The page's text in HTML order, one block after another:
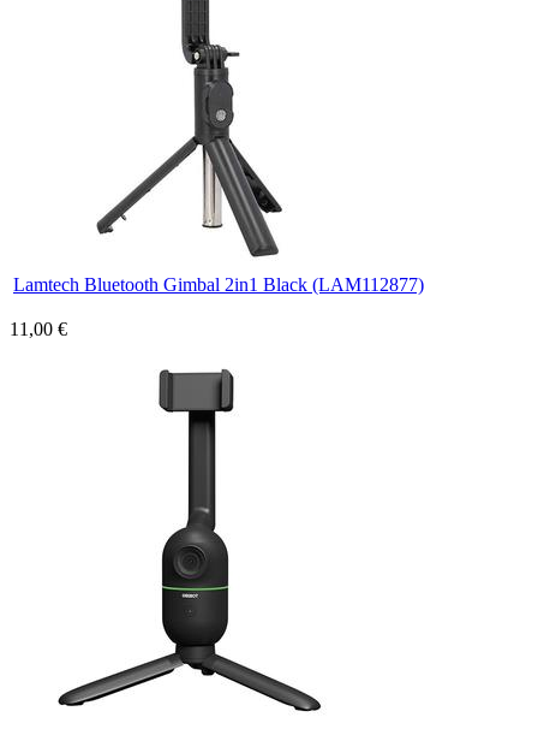
Lamtech Bluetooth Gimbal 2in1 Black (LAM112877)
11,00 €